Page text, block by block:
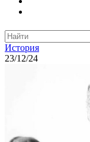
История
23/12/24